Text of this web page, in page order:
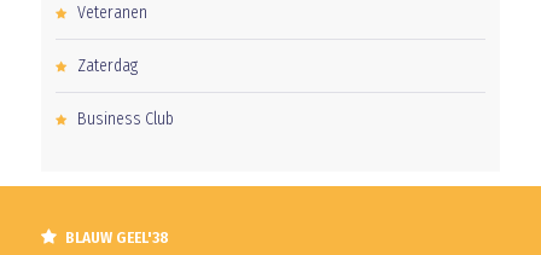
Veteranen
Zaterdag
Business Club
BLAUW GEEL'38